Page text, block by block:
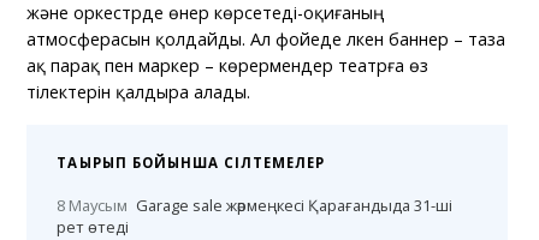
және оркестрде өнер көрсетеді-оқиғаның
атмосферасын қолдайды. Ал фойеде үлкен баннер – таза
ақ парақ пен маркер – көрермендер театрға өз
тілектерін қалдыра алады.
ТАҚЫРЫП БОЙЫНША СІЛТЕМЕЛЕР
8 Маусым Garage sale жәрмеңкесі Қарағандыда 31-ші
рет өтеді